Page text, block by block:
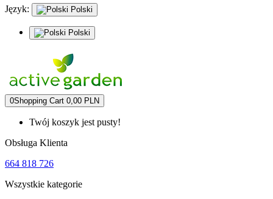
Język: Polski
Polski
0Shopping Cart 0,00 PLN
Twój koszyk jest pusty!
Obsługa Klienta
664 818 726
Wszystkie kategorie